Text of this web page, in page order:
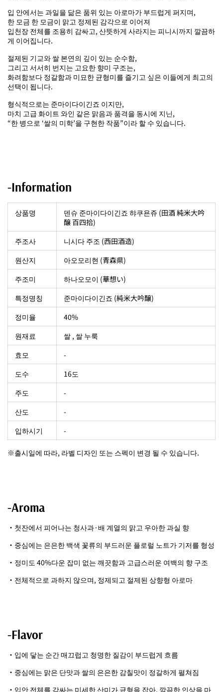
입 안에서는 과일을 닮은 품위 있는 아로마가 부드럽게 퍼지며,
한 모금 한 모금이 맑고 정제된 감각으로 이어져
입천장 전체를 조용히 감싸고, 산뜻하게 사라지는 피니시까지 깔끔하
게 이어집니다.
절제된 기교와 쌀 본연의 깊이 있는 순수함,
그리고 서서히 번지는 고요한 향미 구조는,
화려함보다 정갈함과 미묘한 균형미를 즐기고 싶은 이들에게 최고의
선택이 됩니다.
형식적으로는 준마이다이긴죠 이지만,
마치 고급 화이트 와인 같은 맑음과 품격을 동시에 지닌,
“한 병으로 ‘쌀의 미학’을 구현한 작품”이라 할 수 있습니다.
-Information
상품명
덴슈 준마이다이긴죠 햐쿠욘쥬 (田酒 純米大吟
醸 百四拾)
주조사
‎니시다 주조 (西田酒造)
원산지
아오모리현 (青森県)
주조미
하나오모이 (華想い)
특정명칭
준마이다이긴죠 (純米大吟醸)
정미율
40%
원재료
쌀 , 쌀 누룩
효모
-
도수
16도
주도
-
산도
-
입하시기
-
※출시일에 따라, 라벨 디자인 또는 스펙이 변경 될 수 있습니다.
-Aroma
・첫잔에서 피어나는 청사과·배 계열의 맑고 우아한 과실 향
・중심에는 은은한 백색 꽃류의 부드러운 플로럴 노트가 기저를 형성
・정미도 40%다운 잡미 없는 깨끗함과 고급스러운 여백의 향 구조
・전체적으로 과하지 않으며, 정제되고 절제된 상향형 아로마
-Flavor
・입에 닿는 순간 매끄럽고 청명한 질감이 부드럽게 흐름
・중심에는 맑은 단맛과 쌀의 은은한 감칠맛이 정갈하게 펼쳐짐
・입안 전체를 감싸는 미세한 산미가 균형을 잡아, 깔끔한 인상을 마